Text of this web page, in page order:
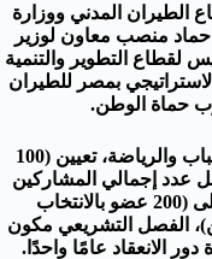
الطيران المدني ووزارة
حماد منصب معاون لوزير
لقطاع التطوير والتنمية
بمصر للطيران
حماة الوطن.
وقد اعتمد الدكتور أشرف صبحى، وزير الشباب والرياضة، تعيين (100
عدد إجمالي المشاركين
بنموذج المحاكاة إلى (300) عضو مقسمين إلى (200 عضو بالانتخاب
100 عضو بالتعيين)، الفصل التشريعي مكون
الانعقاد عامًا واحدًا.